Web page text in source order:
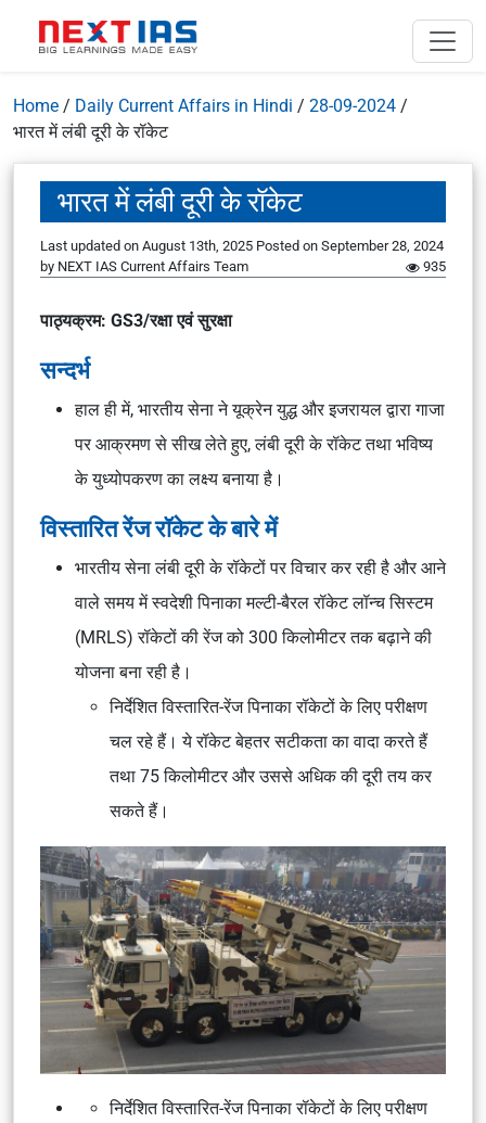
Home / Daily Current Affairs in Hindi / 28-09-2024 /
भारत में लंबी दूरी के रॉकेट
भारत में लंबी दूरी के रॉकेट
Last updated on August 13th, 2025 Posted on September 28, 2024
by NEXT IAS Current Affairs Team 935
पाठ्यक्रम: GS3/रक्षा एवं सुरक्षा
सन्दर्भ
हाल ही में, भारतीय सेना ने यूक्रेन युद्ध और इजरायल द्वारा गाजा
पर आक्रमण से सीख लेते हुए, लंबी दूरी के रॉकेट तथा भविष्य
के युध्योपकरण का लक्ष्य बनाया है।
विस्तारित रेंज रॉकेट के बारे में
भारतीय सेना लंबी दूरी के रॉकेटों पर विचार कर रही है और आने
वाले समय में स्वदेशी पिनाका मल्टी-बैरल रॉकेट लॉन्च सिस्टम
(MRLS) रॉकेटों की रेंज को 300 किलोमीटर तक बढ़ाने की
योजना बना रही है।
निर्देशित विस्तारित-रेंज पिनाका रॉकेटों के लिए परीक्षण
चल रहे हैं। ये रॉकेट बेहतर सटीकता का वादा करते हैं
तथा 75 किलोमीटर और उससे अधिक की दूरी तय कर
सकते हैं।
निर्देशित विस्तारित-रेंज पिनाका रॉकेटों के लिए परीक्षण